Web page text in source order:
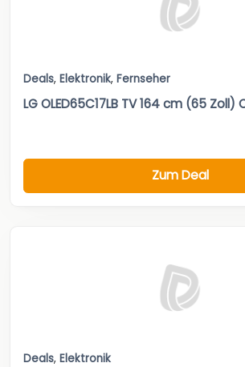
Deals, Elektronik, Fernseher
LG OLED65C17LB TV 164 cm (65 Zoll)
Zum Deal
Deals, Elektronik